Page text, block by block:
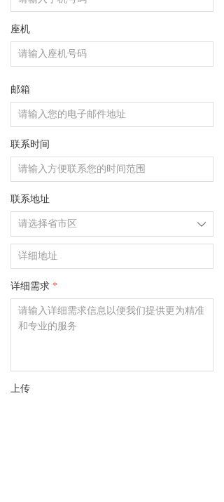
座机
邮箱
联系时间
联系地址
ꄳ
详细需求 *
上传